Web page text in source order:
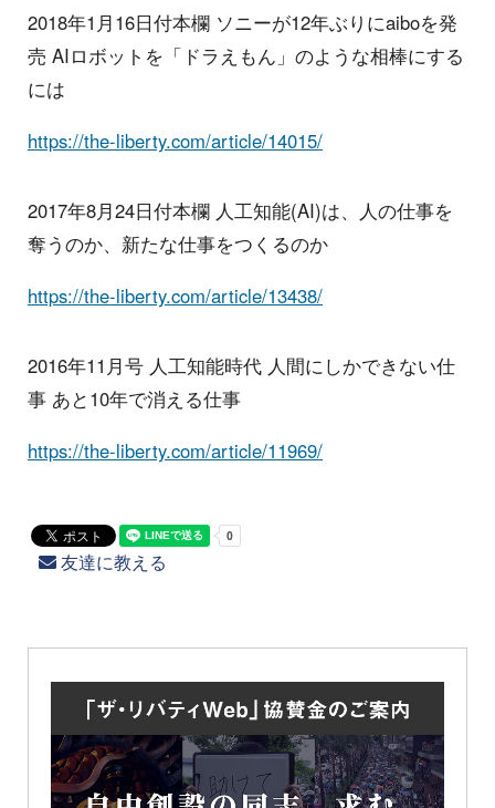
2018年1月16日付本欄 ソニーが12年ぶりにaiboを発
売 AIロボットを「ドラえもん」のような相棒にする
には
https://the-liberty.com/article/14015/
2017年8月24日付本欄 人工知能(AI)は、人の仕事を
奪うのか、新たな仕事をつくるのか
https://the-liberty.com/article/13438/
2016年11月号 人工知能時代 人間にしかできない仕
事 あと10年で消える仕事
https://the-liberty.com/article/11969/
友達に教える